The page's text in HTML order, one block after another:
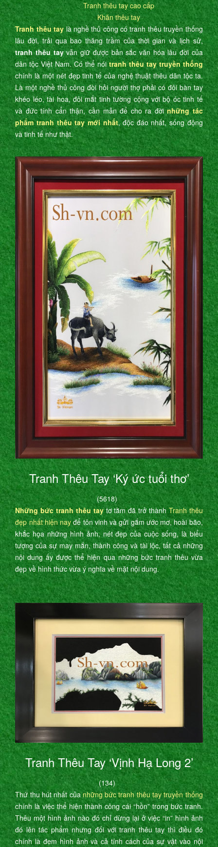
Tranh thêu tay cao cấp
Khăn thêu tay
Tranh thêu tay là nghề thủ công có tranh thêu truyền thống
lâu đời, trải qua bao thăng trầm của thời gian và lịch sử,
tranh thêu tayvẫn giữ được bản sắc văn hóa lâu đời của
dân tộc Việt Nam. Có thể nóitranh thêu tay truyền thống
chính là một nét đẹp tinh tế của nghệ thuật thêu dân tộc ta.
Là một nghề thủ công đòi hỏi người thợ phải có đôi bàn tay
khéo léo, tài hoa, đôi mắt tinh tường cộng với bộ óc tinh tế
và đức tính cẩn thận, cần mẫn để cho ra đờinhững tác
phẩm tranh thêu tay mới nhất, độc đáo nhất, sống động
và tinh tế như thật.
Tranh Thêu Tay ‘Ký ức tuổi thơ’
(5618)
Những bức tranh thêu taytơ tằm đã trở thànhTranh thêu
đẹp nhất hiện nayđể tôn vinh và gửi gắm ước mơ, hoài bão,
khắc họa những hình ảnh, nét đẹp của cuộc sống, là biểu
tượng của sự may mắn, thành công và tài lộc, tất cả những
nội dung ấy được thể hiện qua những bức tranh thêu vừa
đẹp về hình thức vừa ý nghĩa về mặt nội dung.
Tranh Thêu Tay ‘Vịnh Hạ Long 2’
(134)
Thứ thu hút nhất củanhững bức tranh thêu tay truyền thống
chính là việc thể hiện thành công cái “hồn” trong bức tranh.
Thêu một hình ảnh nào đó chỉ dừng lại ở việc “in” hình ảnh
đó lên tác phẩm nhưng đối với tranh thêu tay thì điều đó
chính là đem hình ảnh và cả tính cách của sự vật vào nội